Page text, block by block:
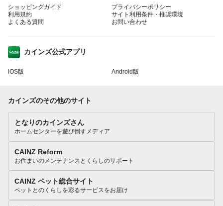
ショッピングガイド
利用規約
よくある質問
プライバシーポリシー
サイト利用条件・推奨環境
お問い合わせ
カインズ公式アプリ
iOS版 Android版
カインズのその他のサイト
となりのカインズさん
ホームセンターを遊び倒すメディア
CAINZ Reform
お住まいのメンテナンスとくらしのサポート
CAINZ ペット総合サイト
ペットとのくらしを彩るサービスをお届け